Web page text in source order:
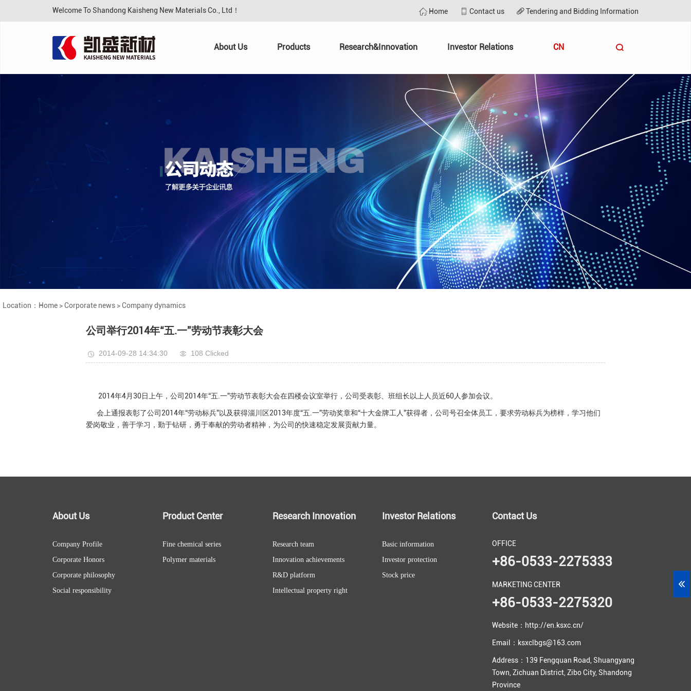
Welcome To Shandong Kaisheng New Materials Co., Ltd！ Home Contact us Tendering and Bidding Information
About Us Products Research&Innovation Investor Relations CN
Location： Home >Corporate news >Company dynamics
公司举行2014年“五.一”劳动节表彰大会
2014-09-28 14:34:30 108 Clicked
2014年4月30日上午，公司2014年“五.一”劳动节表彰大会在四楼会议室举行，公司受表彰、班组长以上人员近60人参加会议。
会上通报表彰了公司2014年“劳动标兵”以及获得淄川区2013年度“五.一”劳动奖章和“十大金牌工人”获得者，公司号召全体员工，要求劳动标兵为榜样，学习他们
爱岗敬业，善于学习，勤于钻研，勇于奉献的劳动者精神，为公司的快速稳定发展贡献力量。
About Us
Company Profile
Corporate Honors
Corporate philosophy
Social responsibility
Product Center
Fine chemical series
Polymer materials
Research Innovation
Research team
Innovation achievements
R&D platform
Intellectual property right
Investor Relations
Basic information
Investor protection
Stock price
Contact Us
OFFICE
+86-0533-2275333
MARKETING CENTER
+86-0533-2275320
Website：http://en.ksxc.cn/
Email：ksxclbgs@163.com
Address：139 Fengquan Road, Shuangyang
Town, Zichuan District, Zibo City, Shandong
Province